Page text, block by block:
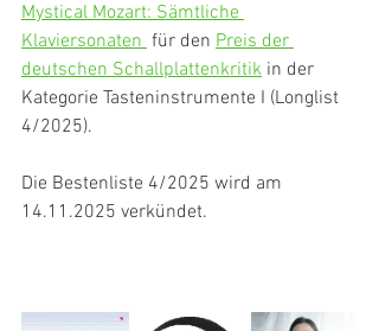
Mystical Mozart: Sämtliche
Klaviersonaten für den Preis der
deutschen Schallplattenkritik in der
Kategorie Tasteninstrumente I (Longlist
4/2025).
Die Bestenliste 4/2025 wird am
14.11.2025 verkündet.